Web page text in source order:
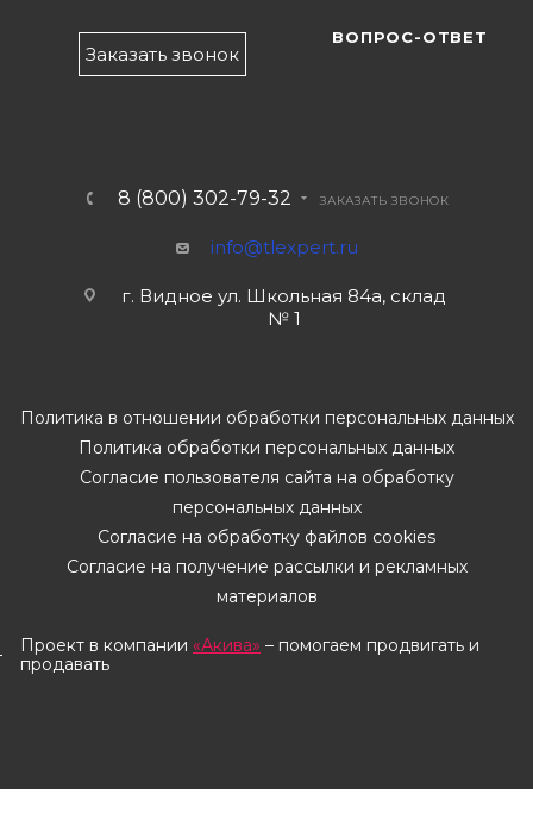
Заказать звонок
ВОПРОС-ОТВЕТ
8 (800) 302-79-32 ЗАКАЗАТЬ ЗВОНОК
info@tlexpert.ru
г. Видное ул. Школьная 84а, склад
№ 1
Проект в компании «Акива» – помогаем продвигать и
продавать
Политика в отношении обработки персональных данных
Политика обработки персональных данных
Согласие пользователя сайта на обработку
персональных данных
Согласие на обработку файлов cookies
Согласие на получение рассылки и рекламных
материалов